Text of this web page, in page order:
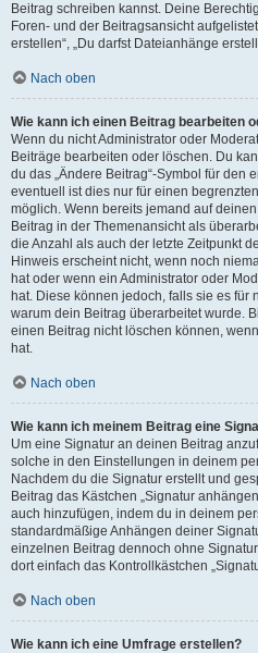
Beitrag schreiben kannst. Deine
Foren- und der Beitragsansicht
erstellen“, „Du darfst Dateianhänge
Nach oben
Wie kann ich einen Beitrag bearbeiten
Wenn du nicht Administrator oder
Beiträge bearbeiten oder löschen. Du
du das „Ändere Beitrag“-Symbol für den
eventuell ist dies nur für einen
möglich. Wenn bereits jemand auf
Beitrag in der Themenansicht als
die Anzahl als auch der letzte Zeitpunkt
Hinweis erscheint nicht, wenn noch
hat oder wenn ein Administrator oder
hat. Diese können jedoch, falls sie es
warum dein Beitrag überarbeitet wurde.
einen Beitrag nicht löschen können,
hat.
Nach oben
Wie kann ich meinem Beitrag eine
Um eine Signatur an deinen Beitrag
solche in den Einstellungen in deinem
Nachdem du die Signatur erstellt und
Beitrag das Kästchen „Signatur
auch hinzufügen, indem du in deinem
standardmäßige Anhängen deiner
einzelnen Beitrag dennoch ohne
dort einfach das Kontrollkästchen
Nach oben
Wie kann ich eine Umfrage erstellen?